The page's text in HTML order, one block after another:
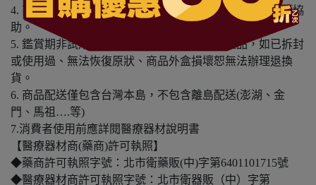
4. 商品使用後若出現不適或非預期反應，請尋求專業醫師協
助。
5. 鑑賞期非試用期，本產品屬於私人消耗性產品，如已拆封
或使用過、無法恢復原狀、商品外盒損壞恕無法辦理退換
貨。
6. 商品配送僅包含台灣本島，不包含離島配送(澎湖、金
門、馬祖….等)
7.消費者使用前應詳閱醫療器材說明書
【醫療器材商(藥商)許可執照】
◆藥商許可執照字號：北市衛藥販(中)字第6401101715號
◆醫療器材商許可執照字號：北市衛器販（中）字第